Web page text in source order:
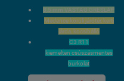
8,5 mm VASTAG GRESLAP
Medence körüli járótér, kerti
járda, kocsibálló
C3 R11
kiemelten csúszásmentes
burkolat
60x120 cm méret / 2 lap 1,44